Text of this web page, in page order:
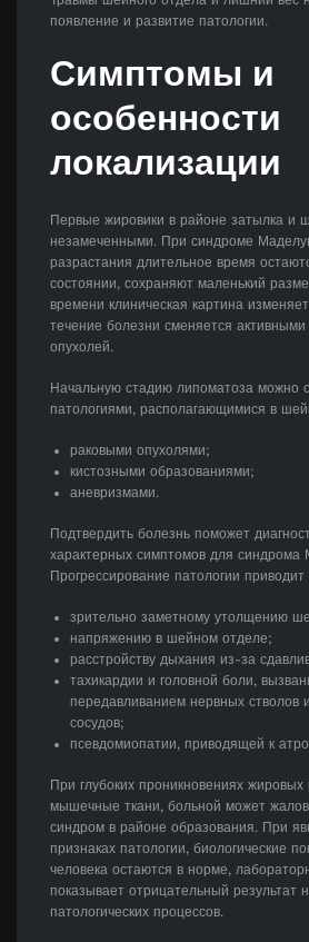
появление и развитие патологии.
Симптомы и
особенности
локализации
Первые жировики в районе затылка и
незамеченными. При синдроме
разрастания длительное время
состоянии, сохраняют маленький
времени клиническая картина
течение болезни сменяется
опухолей.
Начальную стадию липоматоза можно
патологиями, располагающимися в
раковыми опухолями;
кистозными образованиями;
аневризмами.
Подтвердить болезнь поможет
характерных симптомов для синдрома
Прогрессирование патологии приводит
зрительно заметному утолщению
напряжению в шейном отделе;
расстройству дыхания из-за
тахикардии и головной боли,
передавливанием нервных стволов
сосудов;
псевдомиопатии, приводящей к
При глубоких проникновениях жировых
мышечные ткани, больной может
синдром в районе образования. При
признаках патологии, биологические
человека остаются в норме,
показывает отрицательный результат
патологических процессов.